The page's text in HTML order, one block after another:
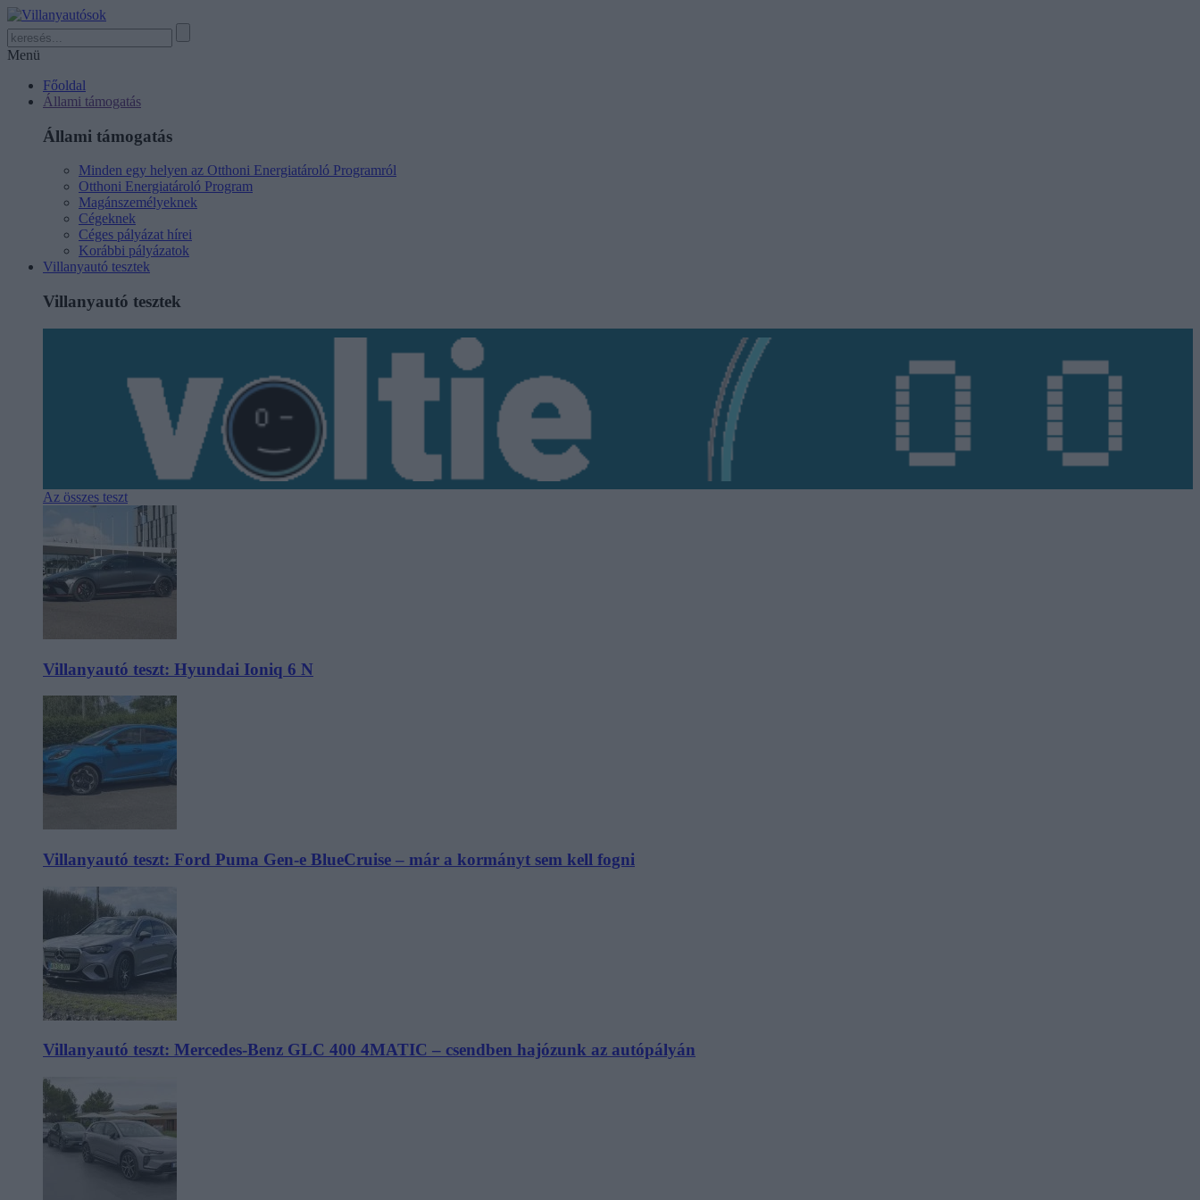
Menü
Főoldal
Állami támogatás
Állami támogatás
Minden egy helyen az Otthoni Energiatároló Programról
Otthoni Energiatároló Program
Magánszemélyeknek
Cégeknek
Céges pályázat hírei
Korábbi pályázatok
Villanyautó tesztek
Villanyautó tesztek
Az összes teszt
Villanyautó teszt: Hyundai Ioniq 6 N
Villanyautó teszt: Ford Puma Gen-e BlueCruise – már a kormányt sem kell fogni
Villanyautó teszt: Mercedes-Benz GLC 400 4MATIC – csendben hajózunk az autópályán